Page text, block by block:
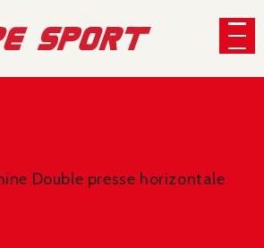
Double presse horizontale